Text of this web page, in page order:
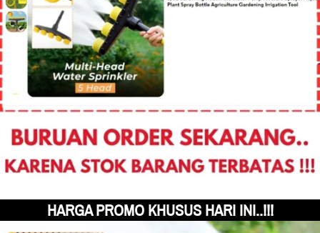
HARGA PROMO KHUSUS HARI INI..!!!